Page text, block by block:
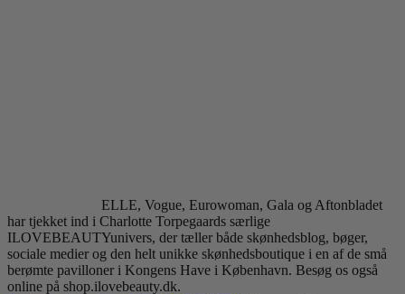
ELLE, Vogue, Eurowoman, Gala og Aftonbladet
har tjekket ind i Charlotte Torpegaards særlige
ILOVEBEAUTYunivers, der tæller både skønhedsblog, bøger,
sociale medier og den helt unikke skønhedsboutique i en af de små
berømte pavilloner i Kongens Have i København. Besøg os også
online på shop.ilovebeauty.dk.